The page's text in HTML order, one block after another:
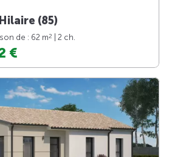
(85)
de : 62 m2
| 2 ch.
€